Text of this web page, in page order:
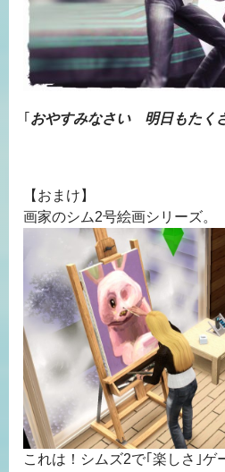
｢ おやすみなさい 明日もたく
【おまけ】
画家のシム2号絵画シリーズ。
これは！シムズ2で｢楽しさ｣ゲ